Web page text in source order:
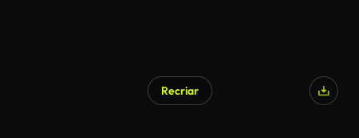
Recriar